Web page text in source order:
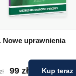
Nowe uprawnienia
99 zł Kup teraz